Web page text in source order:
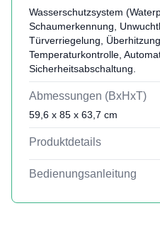
Wasserschutzsystem
Schaumerkennung,
Türverriegelung,
Temperaturkontrolle,
Sicherheitsabschaltung.
Abmessungen (BxHxT)
59,6 x 85 x 63,7 cm
Produktdetails
Bedienungsanleitung